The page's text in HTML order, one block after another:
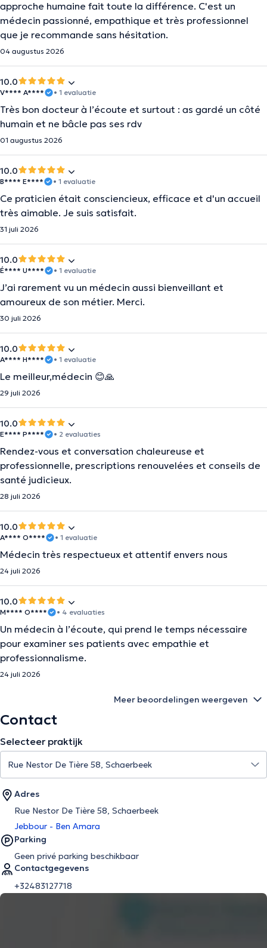
approche humaine fait toute la différence. C'est un
médecin passionné, empathique et très professionnel
que je recommande sans hésitation.
04 augustus 2026
10.0
V**** A**** • 1 evaluatie
Très bon docteur à l’écoute et surtout : as gardé un côté
humain et ne bâcle pas ses rdv
01 augustus 2026
10.0
B**** E**** • 1 evaluatie
Ce praticien était consciencieux, efficace et d'un accueil
très aimable. Je suis satisfait.
31 juli 2026
10.0
É**** U**** • 1 evaluatie
J’ai rarement vu un médecin aussi bienveillant et
amoureux de son métier. Merci.
30 juli 2026
10.0
A**** H**** • 1 evaluatie
Le meilleur,médecin 😊🙏
29 juli 2026
10.0
E**** P**** • 2 evaluaties
Rendez-vous et conversation chaleureuse et
professionnelle, prescriptions renouvelées et conseils de
santé judicieux.
28 juli 2026
10.0
A**** O**** • 1 evaluatie
Médecin très respectueux et attentif envers nous
24 juli 2026
10.0
M**** O**** • 4 evaluaties
Un médecin à l’écoute, qui prend le temps nécessaire
pour examiner ses patients avec empathie et
professionnalisme.
24 juli 2026
Meer beoordelingen weergeven
Contact
Selecteer praktijk
Adres
Rue Nestor De Tière 58, Schaerbeek
Jebbour - Ben Amara
Parking
Geen privé parking beschikbaar
Contactgegevens
+32483127718